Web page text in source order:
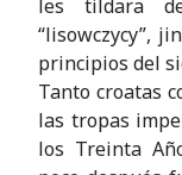
les tildara
“lisowczycy”,
principios del
Tanto croatas
las tropas
los Treinta